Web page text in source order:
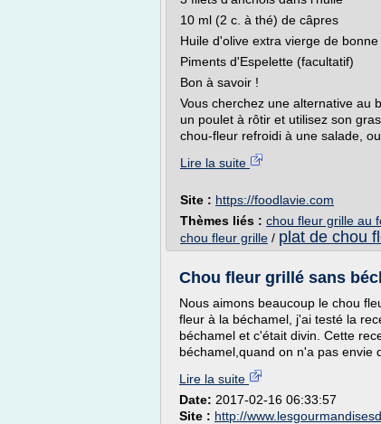
10 ml (2 c. à thé) de câpres
Huile d'olive extra vierge de
Piments d'Espelette (facultatif)
Bon à savoir !
Vous cherchez une alternative au
un poulet à rôtir et utilisez son
chou-fleur refroidi à une salade,
Lire la suite
Site : https://foodlavie.com
Thèmes liés : chou fleur grille au
chou fleur grille / plat de chou
Chou fleur grillé sans
Nous aimons beaucoup le chou
fleur à la béchamel, j'ai testé la
béchamel et c'était divin. Cette
béchamel,quand on n'a pas envie
Lire la suite
Date: 2017-02-16 06:33:57
Site : http://